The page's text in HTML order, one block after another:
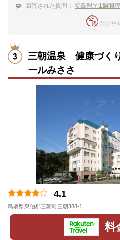
回答された質問： 福島県で1週間
たけや
三朝温泉 健康づく
ールみささ
4.1
鳥取県東伯郡三朝町三朝388-1
料